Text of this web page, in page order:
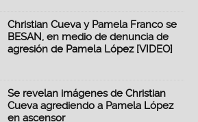
Christian Cueva y Pamela Franco se
BESAN, en medio de denuncia de
agresión de Pamela López [VIDEO]
Se revelan imágenes de Christian
Cueva agrediendo a Pamela López
en ascensor